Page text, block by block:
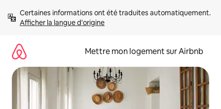
directement
Afficher la langue d'origine
Mettre mon logement sur Airbnb